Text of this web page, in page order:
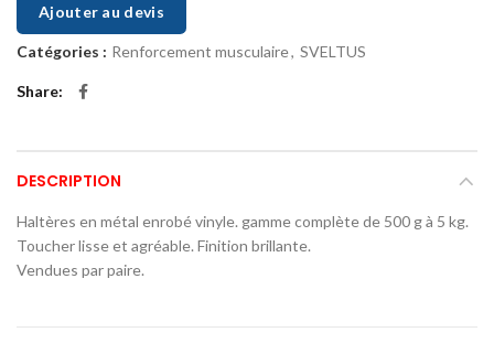
Ajouter au devis
Catégories : Renforcement musculaire, SVELTUS
Share
DESCRIPTION
Haltères en métal enrobé vinyle. gamme complète de 500 g à 5 kg.
Toucher lisse et agréable. Finition brillante.
Vendues par paire.